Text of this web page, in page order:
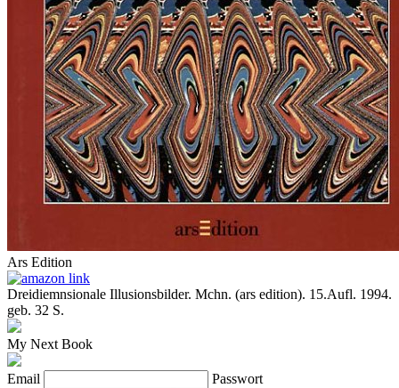
Ars Edition
Dreidiemnsionale Illusionsbilder. Mchn. (ars edition). 15.Aufl. 1994.
geb. 32 S.
My Next Book
Email Passwort